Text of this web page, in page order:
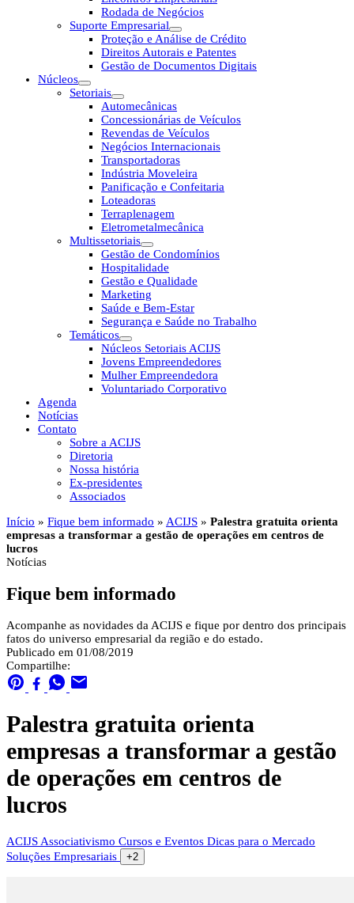
Rodada de Negócios
Suporte Empresarial
Proteção e Análise de Crédito
Direitos Autorais e Patentes
Gestão de Documentos Digitais
Núcleos
Setoriais
Automecânicas
Concessionárias de Veículos
Revendas de Veículos
Negócios Internacionais
Transportadoras
Indústria Moveleira
Panificação e Confeitaria
Loteadoras
Terraplenagem
Eletrometalmecânica
Multissetoriais
Gestão de Condomínios
Hospitalidade
Gestão e Qualidade
Marketing
Saúde e Bem-Estar
Segurança e Saúde no Trabalho
Temáticos
Núcleos Setoriais ACIJS
Jovens Empreendedores
Mulher Empreendedora
Voluntariado Corporativo
Agenda
Notícias
Contato
Sobre a ACIJS
Diretoria
Nossa história
Ex-presidentes
Associados
Início » Fique bem informado » ACIJS » Palestra gratuita orienta
empresas a transformar a gestão de operações em centros de
lucros
Notícias
Fique bem informado
Acompanhe as novidades da ACIJS e fique por dentro dos principais
fatos do universo empresarial da região e do estado.
Publicado em 01/08/2019
Compartilhe:
Palestra gratuita orienta
empresas a transformar a gestão
de operações em centros de
lucros
ACIJS Associativismo Cursos e Eventos Dicas para o Mercado
Soluções Empresariais
+2